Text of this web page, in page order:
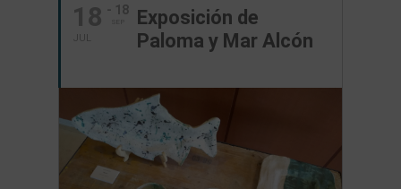
18
JUL
- 18
Exposición de
Paloma y Mar Alcón